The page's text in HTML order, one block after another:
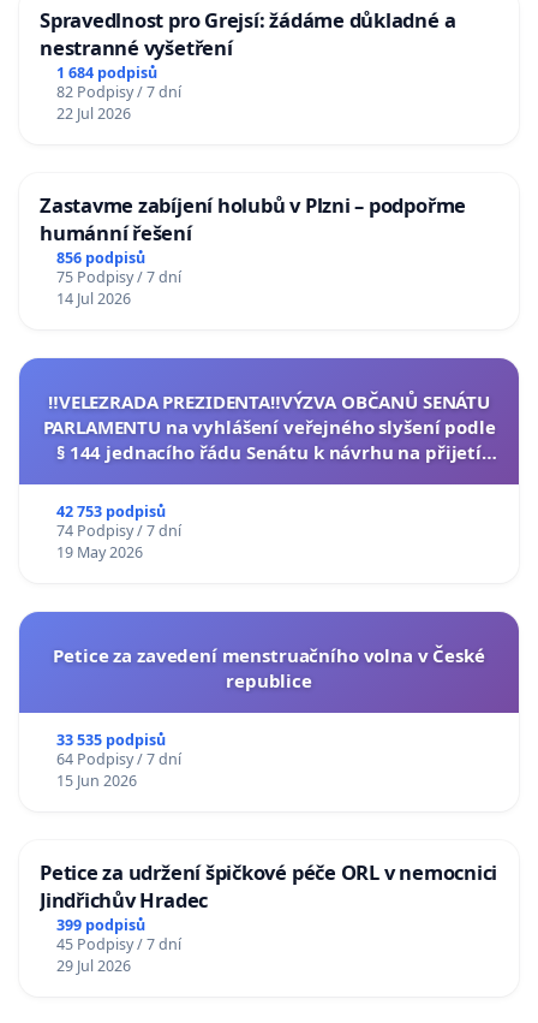
Spravedlnost pro Grejsí: žádáme důkladné a
nestranné vyšetření
1 684 podpisů
82 Podpisy / 7 dní
22 Jul 2026
Zastavme zabíjení holubů v Plzni – podpořme
humánní řešení
856 podpisů
75 Podpisy / 7 dní
14 Jul 2026
‼️VELEZRADA PREZIDENTA‼️VÝZVA OBČANŮ SENÁTU
PARLAMENTU na vyhlášení veřejného slyšení podle
§ 144 jednacího řádu Senátu k návrhu na přijetí
42 753 podpisů
74 Podpisy / 7 dní
19 May 2026
Petice za zavedení menstruačního volna v České
republice
33 535 podpisů
64 Podpisy / 7 dní
15 Jun 2026
Petice za udržení špičkové péče ORL v nemocnici
Jindřichův Hradec
399 podpisů
45 Podpisy / 7 dní
29 Jul 2026